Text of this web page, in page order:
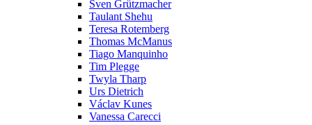
Sven Grützmacher
Taulant Shehu
Teresa Rotemberg
Thomas McManus
Tiago Manquinho
Tim Plegge
Twyla Tharp
Urs Dietrich
Václav Kunes
Vanessa Carecci